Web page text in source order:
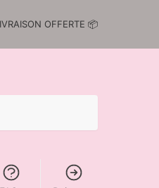
OFFERTE 📦